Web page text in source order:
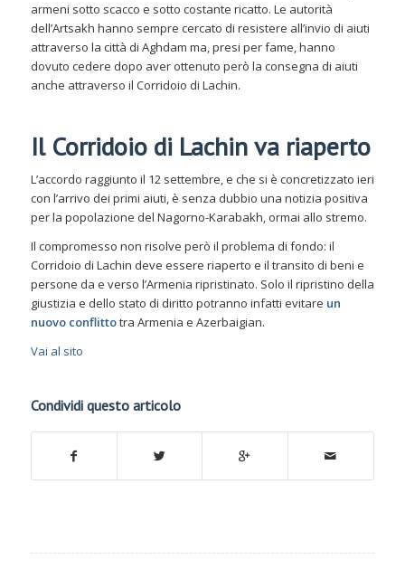
armeni sotto scacco e sotto costante ricatto. Le autorità
dell’Artsakh hanno sempre cercato di resistere all’invio di aiuti
attraverso la città di Aghdam ma, presi per fame, hanno
dovuto cedere dopo aver ottenuto però la consegna di aiuti
anche attraverso il Corridoio di Lachin.
Il Corridoio di Lachin va riaperto
L’accordo raggiunto il 12 settembre, e che si è concretizzato ieri
con l’arrivo dei primi aiuti, è senza dubbio una notizia positiva
per la popolazione del Nagorno-Karabakh, ormai allo stremo.
Il compromesso non risolve però il problema di fondo: il
Corridoio di Lachin deve essere riaperto e il transito di beni e
persone da e verso l’Armenia ripristinato. Solo il ripristino della
giustizia e dello stato di diritto potranno infatti evitare un
nuovo conflittotra Armenia e Azerbaigian.
Vai al sito
Condividi questo articolo